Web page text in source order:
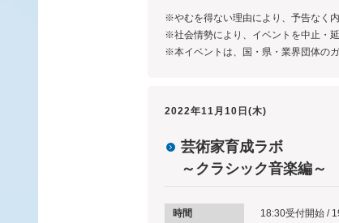
※やむを得ない理由により、予告なく
※社会情勢により、イベントを中止・
※本イベントは、国・県・業界団体の
2022年11月10日(木)
芸術家育成ラボ
～クラシック音楽編～
時間 18:30受付開始 /